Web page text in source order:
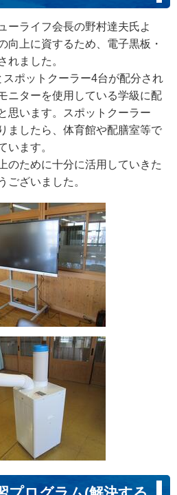
ーライフ会長の野村達夫氏よ
向上に資するため、電子黒板・
れました。
ポットクーラー4台が配分され
ニターを使用している学級に配
思います。スポットクーラー
ましたら、体育館や配膳室等で
います。
のために十分に活用していきた
ございました。